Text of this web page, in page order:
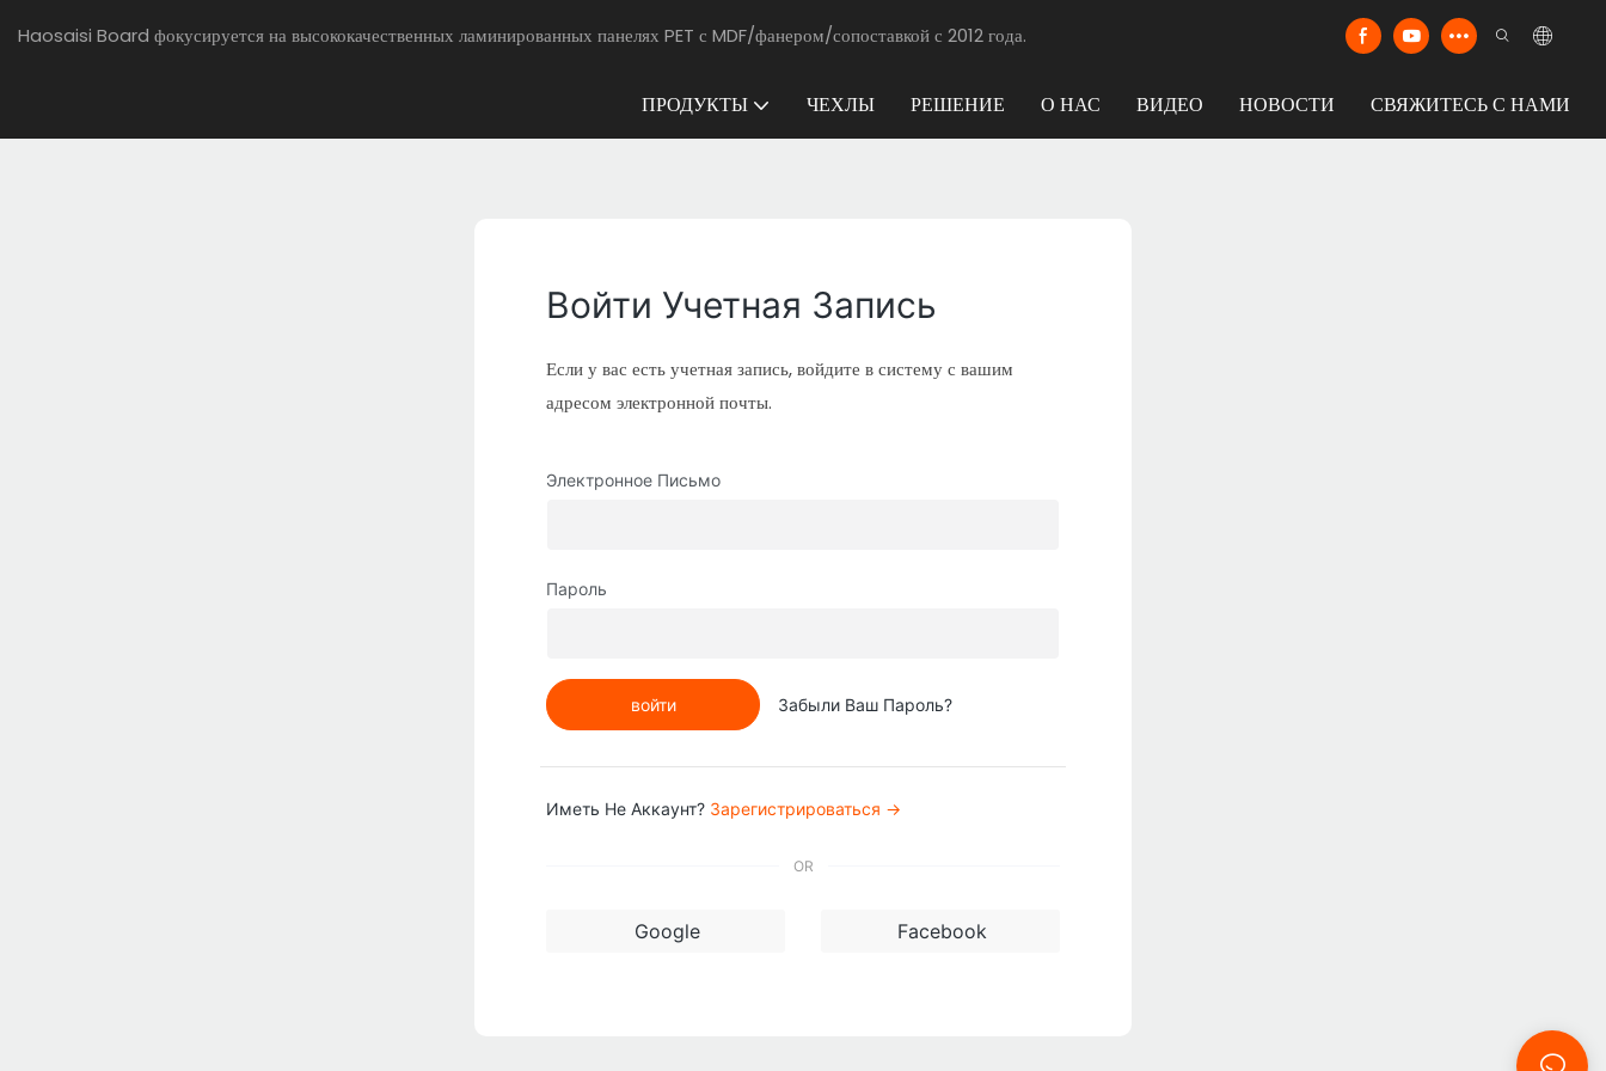
Haosaisi Board фокусируется на высококачественных ламинированных панелях PET с MDF/фанером/сопоставкой с 2012 года.
ПРОДУКТЫ ЧЕХЛЫ РЕШЕНИЕ О НАС ВИДЕО НОВОСТИ СВЯЖИТЕСЬ С НАМИ
Войти Учетная Запись
Если у вас есть учетная запись, войдите в систему с вашим
адресом электронной почты.
Электронное Письмо
Пароль
войти Забыли Ваш Пароль?
Иметь Не Аккаунт? Зарегистрироваться →
OR
Google Facebook